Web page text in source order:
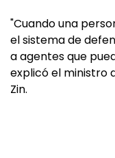
"Cuando una
el sistema de
a agentes que
explicó el ministro
Zin.